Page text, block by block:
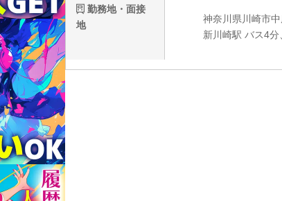
勤務地・面接
地
神奈川県川崎市
新川崎駅 バス4